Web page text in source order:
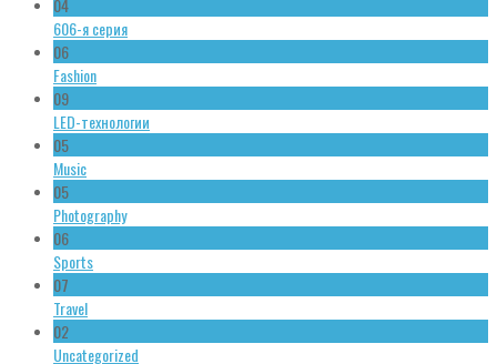
04
606-я серия
06
Fashion
09
LED-технологии
05
Music
05
Photography
06
Sports
07
Travel
02
Uncategorized